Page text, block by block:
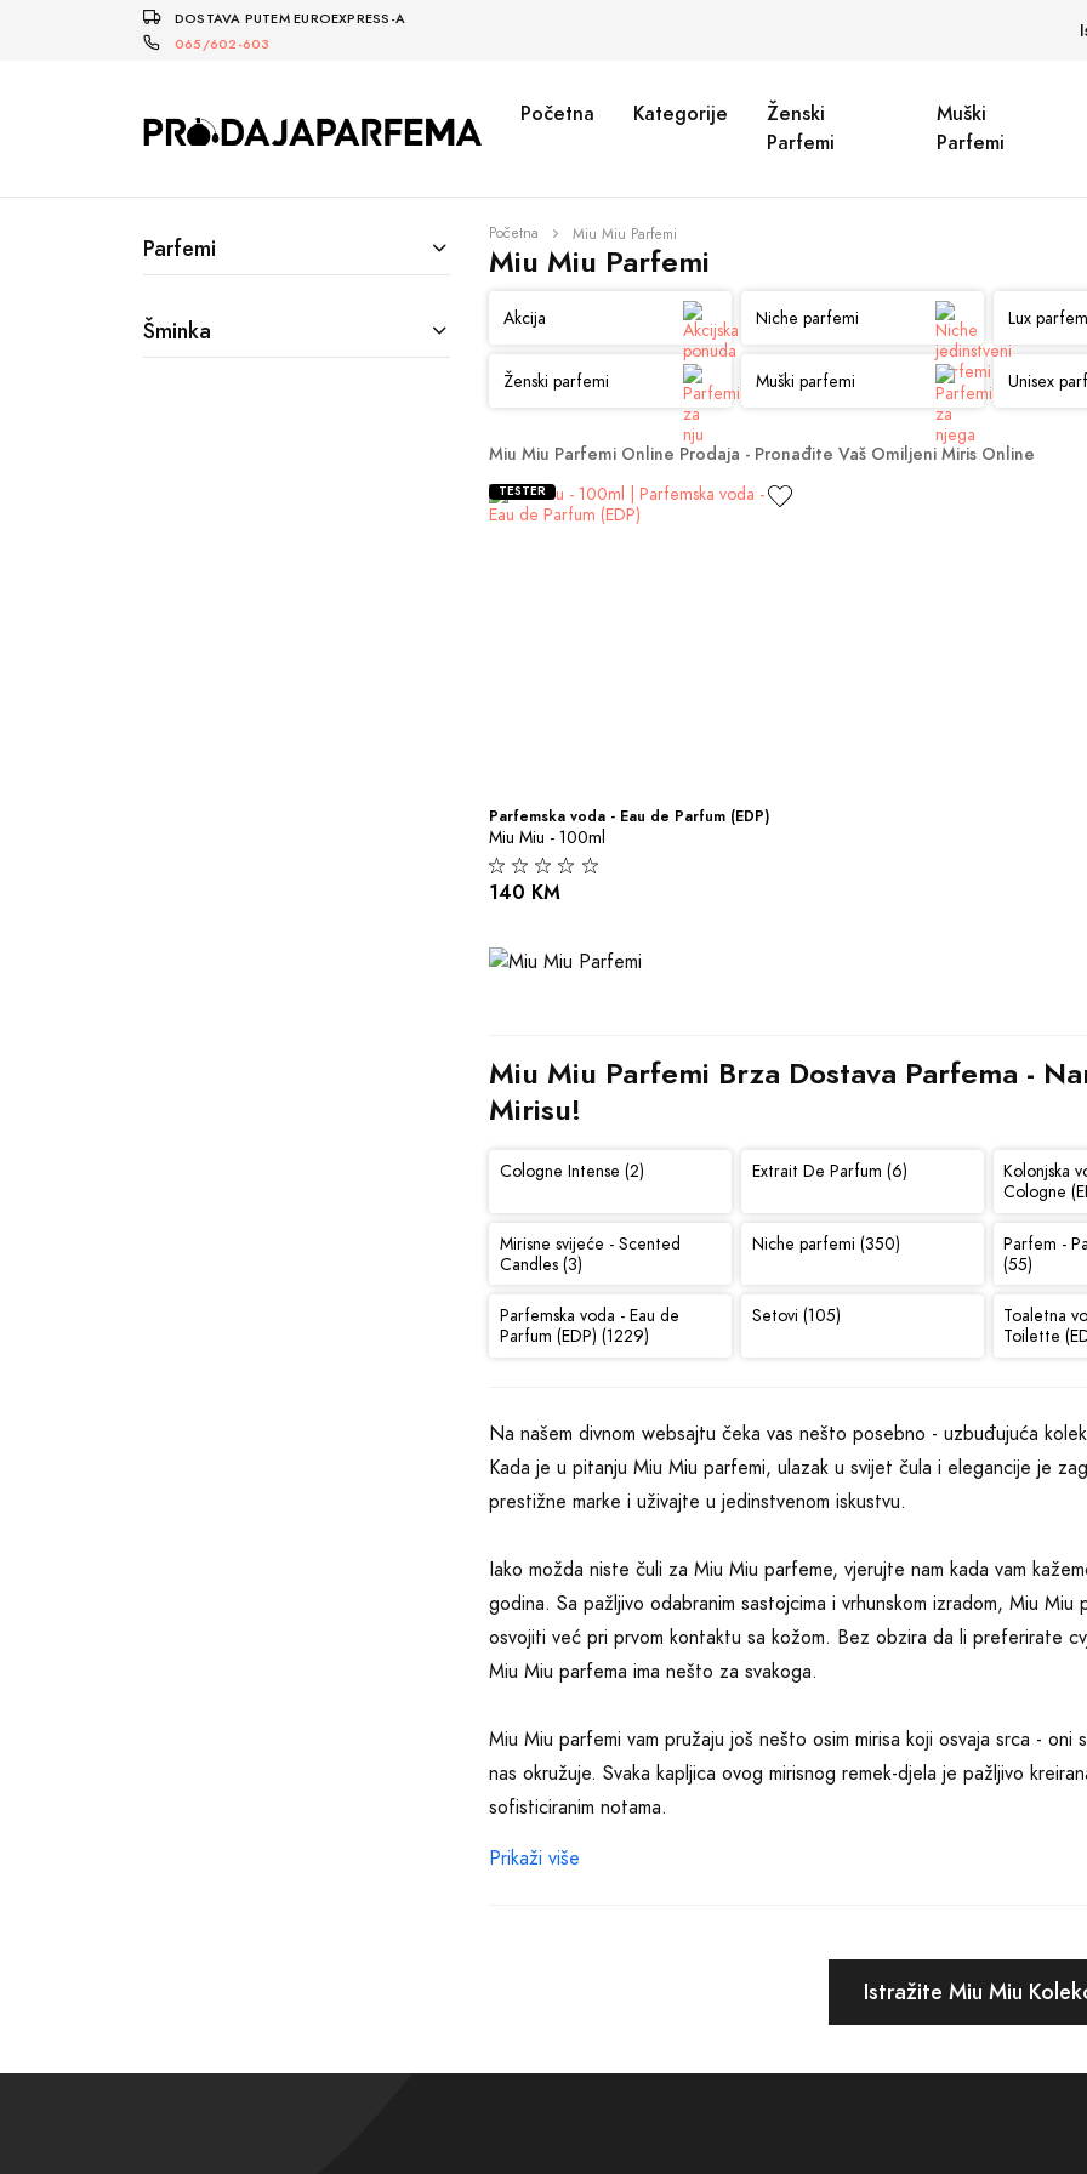
DOSTAVA PUTEM EUROEXPRESS-A
065/602-603
Početna Kategorije
Ženski
Parfemi
Muški
Parfemi
Parfemi
Šminka
Početna Miu Miu Parfemi
Miu Miu Parfemi
Akcija Niche parfemi Lux
Ženski parfemi Muški parfemi Unisex
Miu Miu Parfemi Online Prodaja - Pronađite Vaš Omiljeni Miris Online
Parfemska voda - Eau de Parfum (EDP)
Miu Miu - 100ml
140 KM
TESTER
Miu Miu Parfemi Brza Dostava Parfema -
Mirisu!
Cologne Intense (2) Extrait De Parfum (6)
Kolonjska
Cologne
Mirisne svijeće - Scented
Candles (3)
Niche parfemi (350)
Parfem -
(55)
Parfemska voda - Eau de
Parfum (EDP) (1229)
Setovi (105)
Toaletna
Toilette
Na našem divnom websajtu čeka vas nešto posebno - uzbuđujuća
Kada je u pitanju Miu Miu parfemi, ulazak u svijet čula i elegancije je
prestižne marke i uživajte u jedinstvenom iskustvu.
Iako možda niste čuli za Miu Miu parfeme, vjerujte nam kada vam
godina. Sa pažljivo odabranim sastojcima i vrhunskom izradom, Miu
osvojiti već pri prvom kontaktu sa kožom. Bez obzira da li preferirate
Miu Miu parfema ima nešto za svakoga.
Miu Miu parfemi vam pružaju još nešto osim mirisa koji osvaja srca - oni
nas okružuje. Svaka kapljica ovog mirisnog remek-djela je pažljivo
sofisticiranim notama.
ličnostima. Naša stranica je dizajnirana tako da vam pruži jednostavno
Prikaži više
Istražite Miu Miu